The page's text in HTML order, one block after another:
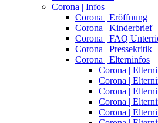
Corona | Infos
Corona | Eröffnung
Corona | Kinderbrief
Corona | FAQ
Corona | Pressekritik
Corona | Elterninfos
Corona |
Corona |
Corona |
Corona |
Corona |